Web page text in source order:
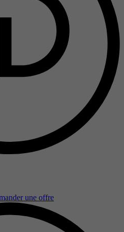
une offre